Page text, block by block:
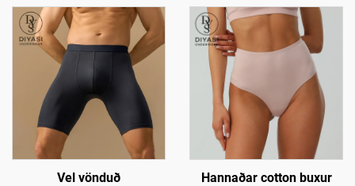
mjúkar og viðmiðandi
undurföt
Vel vönduð
Hannaðar cotton buxur